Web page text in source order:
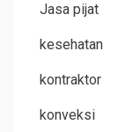
Jasa pijat
kesehatan
kontraktor
konveksi